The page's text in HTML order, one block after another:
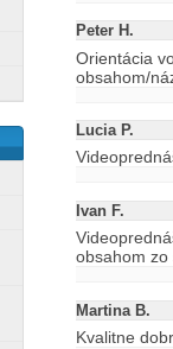
Peter H.
Orientácia
obsahom/
Lucia P.
Ivan F.
obsahom
Martina B.
Kvalitne